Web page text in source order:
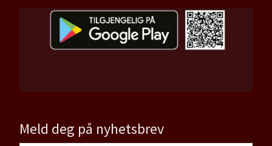
Meld deg på nyhetsbrev